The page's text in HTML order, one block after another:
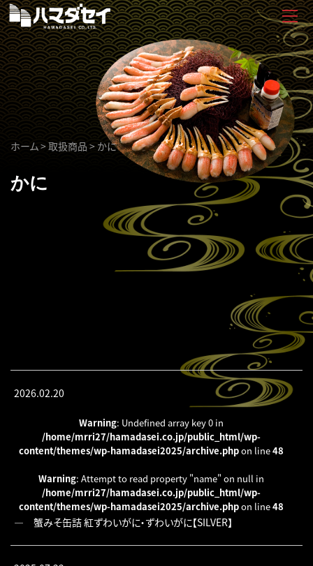
ホーム>取扱商品 > かに
かに
2026.02.20
Warning: Undefined array key 0 in
/home/mrri27/hamadasei.co.jp/public_html/wp-
content/themes/wp-hamadasei2025/archive.phpon line48
Warning: Attempt to read property "name" on null in
/home/mrri27/hamadasei.co.jp/public_html/wp-
content/themes/wp-hamadasei2025/archive.phpon line48
― 蟹みそ缶詰 紅ずわいがに・ずわいがに【SILVER】